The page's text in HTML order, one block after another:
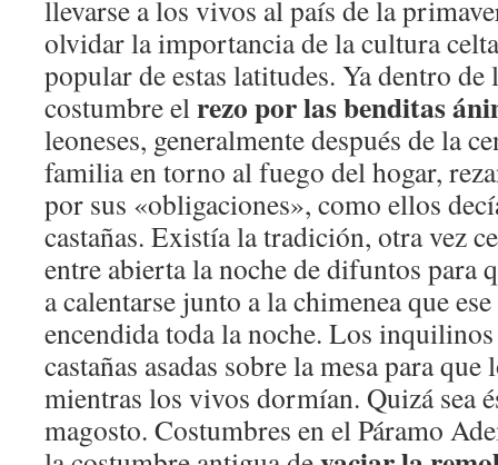
llevarse a los vivos al país de la
olvidar la importancia de la cultura
popular de estas latitudes. Ya dentro
costumbre elrezo por las benditas
leoneses, generalmente después de la
familia en torno al fuego del hogar,
por sus «obligaciones», como ellos
castañas. Existía la tradición, otra vez
entre abierta la noche de difuntos para
a calentarse junto a la chimenea que
encendida toda la noche. Los
castañas asadas sobre la mesa para
mientras los vivos dormían. Quizá sea
magosto. Costumbres en el Páramo